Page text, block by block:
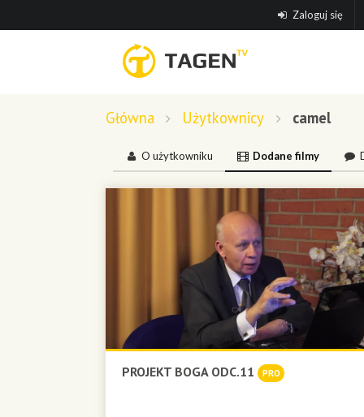
Zaloguj się
Główna Użytkownicy camel
O użytkowniku Dodane filmy
PROJEKT BOGA ODC.11 PRO